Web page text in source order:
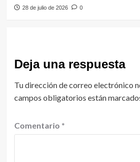
28 de julio de 2026 0
Deja una respuesta
Tu dirección de correo electrónico
campos obligatorios están
Comentario *